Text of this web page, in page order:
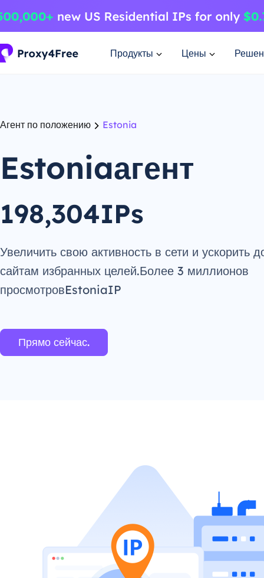
Продукты Цены
Агент по положению Estonia
Estoniaагент
198,304IPs
Увеличить свою активность в сети и ускорить
сайтам избранных целей.Более 3 миллионов
просмотровEstoniaIP
Прямо сейчас.